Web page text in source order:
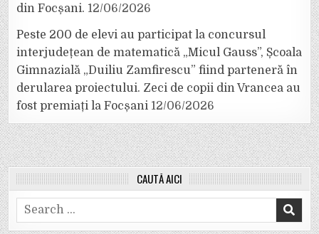
din Focșani. 12/06/2026
Peste 200 de elevi au participat la concursul
interjudețean de matematică „Micul Gauss”, Școala
Gimnazială „Duiliu Zamfirescu” fiind parteneră în
derularea proiectului. Zeci de copii din Vrancea au
fost premiați la Focșani 12/06/2026
CAUTĂ AICI
Search
for: